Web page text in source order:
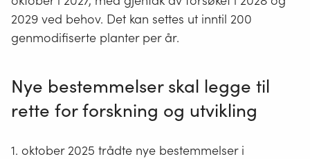
2029 ved behov. Det kan settes ut inntil 200
genmodifiserte planter per år.
Nye bestemmelser skal legge til
rette for forskning og utvikling
1. oktober 2025 trådte nye bestemmelser i